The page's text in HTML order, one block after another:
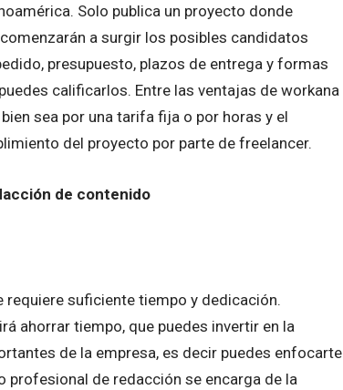
Solo publica un proyecto donde
a surgir los posibles candidatos
presupuesto, plazos de entrega y formas
calificarlos. Entre las ventajas de workana
sea por una tarifa fija o por horas y el
del proyecto por parte de freelancer.
de contenido
requiere suficiente tiempo y dedicación.
ahorrar tiempo, que puedes invertir en la
de la empresa, es decir puedes enfocarte
profesional de redacción se encarga de la